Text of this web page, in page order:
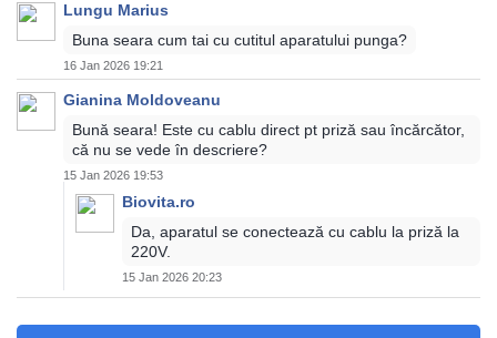
Lungu Marius
Buna seara cum tai cu cutitul aparatului punga?
16 Jan 2026 19:21
Gianina Moldoveanu
Bună seara! Este cu cablu direct pt priză sau încărcător,
că nu se vede în descriere?
15 Jan 2026 19:53
Biovita.ro
Da, aparatul se conectează cu cablu la priză la
220V.
15 Jan 2026 20:23